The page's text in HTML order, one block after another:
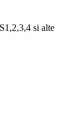
si alte